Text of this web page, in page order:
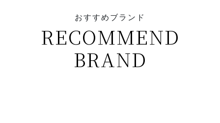
おすすめブランド
RECOMMEND
BRAND